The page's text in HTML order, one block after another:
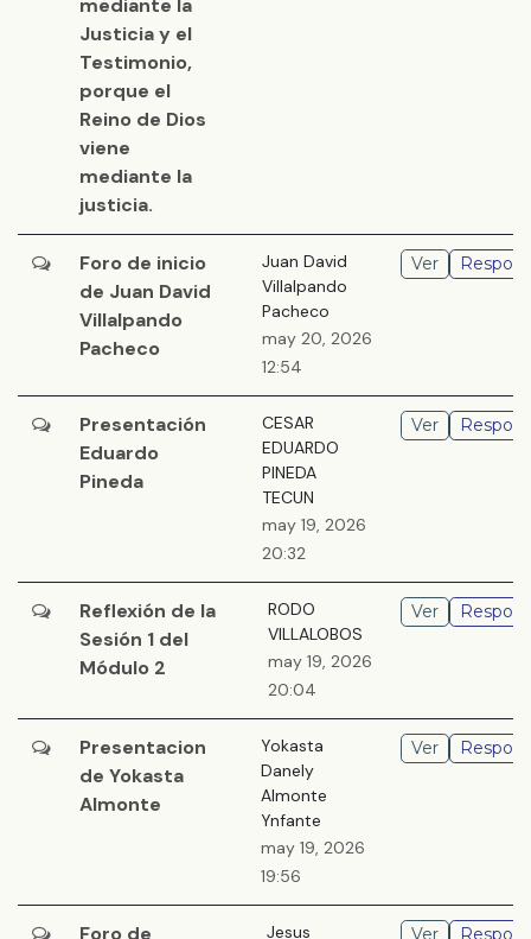
mediante la
Justicia y el
Testimonio,
porque el
Reino de Dios
viene
mediante la
justicia.
Foro de inicio
de Juan David
Villalpando
Pacheco
Juan David
Villalpando
Pacheco
may 20, 2026
12:54
Ver
Presentación
Eduardo
Pineda
CESAR
EDUARDO
PINEDA
TECUN
may 19, 2026
20:32
Ver
Reflexión de la
Sesión 1 del
Módulo 2
RODO
VILLALOBOS
may 19, 2026
20:04
Ver
Presentacion
de Yokasta
Almonte
Yokasta
Danely
Almonte
Ynfante
may 19, 2026
19:56
Ver
Foro de Jesus Ver